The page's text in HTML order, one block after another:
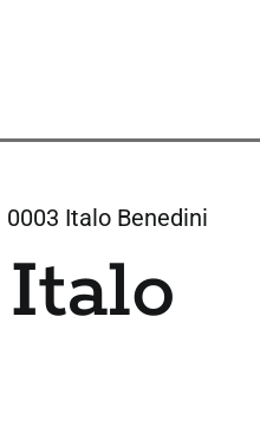
0003 Italo Benedini